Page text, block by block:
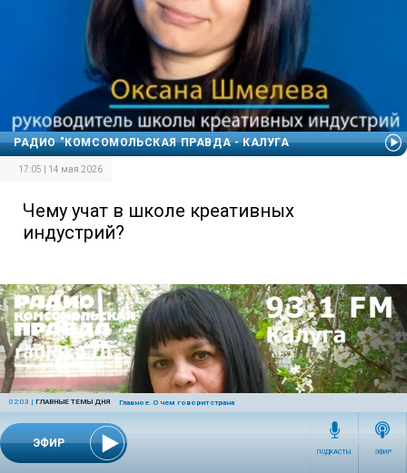
ЭФИР
02:03 | ГЛАВНЫЕ ТЕМЫ ДНЯ Главное. О чем говорит страна
ПОДКАСТЫ ЭФИР
РАДИО "КОМСОМОЛЬСКАЯ ПРАВДА - КАЛУГА
17:05 | 14 мая 2026
Чему учат в школе креативных
индустрий?